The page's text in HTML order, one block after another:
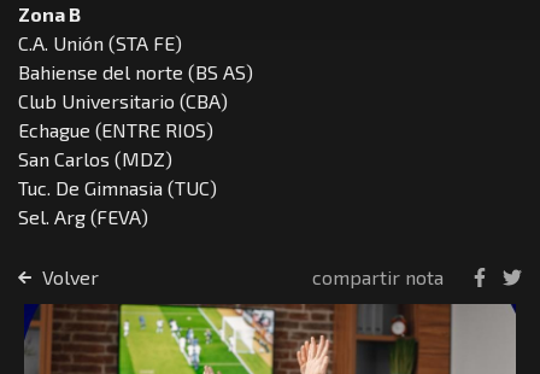
Zona B
C.A. Unión (STA FE)
Bahiense del norte (BS AS)
Club Universitario (CBA)
Echague (ENTRE RIOS)
San Carlos (MDZ)
Tuc. De Gimnasia (TUC)
Sel. Arg (FEVA)
Volver compartir nota